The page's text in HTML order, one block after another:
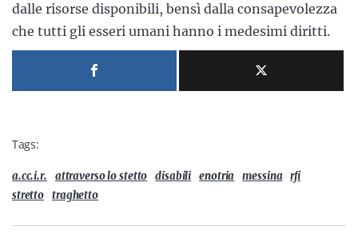
dalle risorse disponibili, bensì dalla consapevolezza
che tutti gli esseri umani hanno i medesimi diritti.
Tags:
a.cc.i.r. attraverso lo stetto disabili enotria messina rfi
stretto traghetto